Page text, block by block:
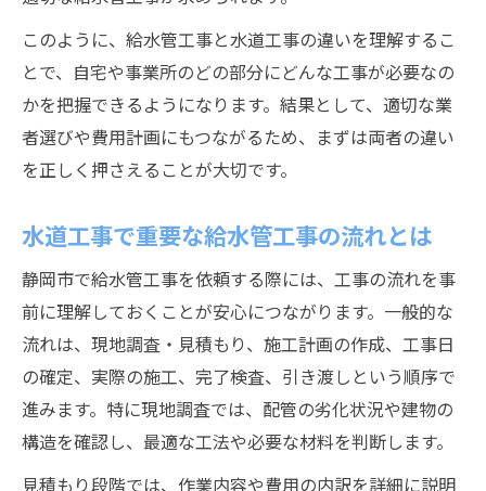
このように、給水管工事と水道工事の違いを理解するこ
とで、自宅や事業所のどの部分にどんな工事が必要なの
かを把握できるようになります。結果として、適切な業
者選びや費用計画にもつながるため、まずは両者の違い
を正しく押さえることが大切です。
水道工事で重要な給水管工事の流れとは
静岡市で給水管工事を依頼する際には、工事の流れを事
前に理解しておくことが安心につながります。一般的な
流れは、現地調査・見積もり、施工計画の作成、工事日
の確定、実際の施工、完了検査、引き渡しという順序で
進みます。特に現地調査では、配管の劣化状況や建物の
構造を確認し、最適な工法や必要な材料を判断します。
見積もり段階では、作業内容や費用の内訳を詳細に説明